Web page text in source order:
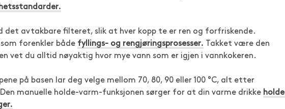
det avtakbare filteret, slik at hver kopp te er ren og forfriskende.
forenkler både fyllings- og rengjøringsprosesser. Takket være den
vet du alltid nøyaktig hvor mye vann som er igjen i vannkokeren.
på basen lar deg velge mellom 70, 80, 90 eller 100 °C, alt etter
manuelle holde-varm-funksjonen sørger for at din varme drikke